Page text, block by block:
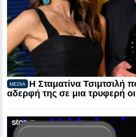
MEDIA
Η Σταματίνα Τσιμτσιλή
αδερφή της σε μια τρυφερή